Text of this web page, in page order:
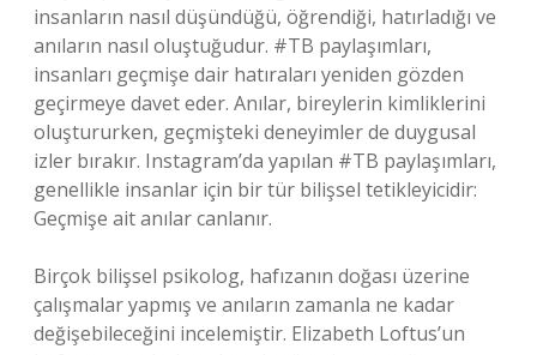
insanların nasıl düşündüğü, öğrendiği, hatırladığı ve
anıların nasıl oluştuğudur. #TB paylaşımları,
insanları geçmişe dair hatıraları yeniden gözden
geçirmeye davet eder. Anılar, bireylerin kimliklerini
oluştururken, geçmişteki deneyimler de duygusal
izler bırakır. Instagram’da yapılan #TB paylaşımları,
genellikle insanlar için bir tür bilişsel tetikleyicidir:
Geçmişe ait anılar canlanır.
Birçok bilişsel psikolog, hafızanın doğası üzerine
çalışmalar yapmış ve anıların zamanla ne kadar
değişebileceğini incelemiştir. Elizabeth Loftus’un